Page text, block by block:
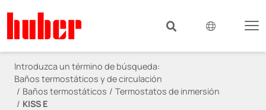
Introduzca un término de búsqueda:
Baños termostáticos y de circulación
Baños termostáticos
Termostatos de inmersión
KISS E